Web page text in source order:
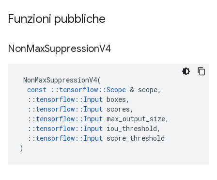
Funzioni pubbliche
NonMaxSuppressionV4
NonMaxSuppressionV4(
const
:: tensorflow ::Scope & scope,
:: tensorflow :: Input boxes,
:: tensorflow :: Input scores,
:: tensorflow :: Input max_output_size,
:: tensorflow :: Input iou_threshold,
:: tensorflow :: Input score_threshold
)